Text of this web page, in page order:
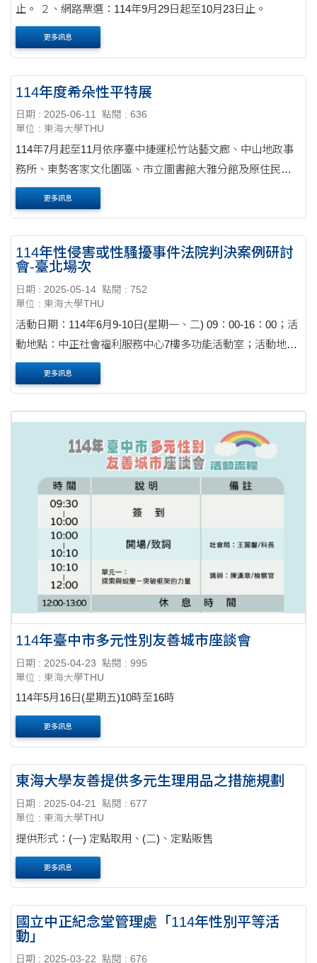
止。 ２、網路票選：114年9月29日起至10月23日止。
更多訊息
114年度希朵性平特展
日期 : 2025-06-11
點閱 : 636
單位 : 東海大學THU
114年7月起至11月依序臺中捷運松竹站藝文廊、中山地政事
務所、東勢客家文化園區、市立圖書館大雅分館及原住民族
文化館等
更多訊息
114年性侵害或性騷擾事件法院判決案例研討
會-臺北場次
日期 : 2025-05-14 點閱 : 752
單位 : 東海大學THU
活動日期：114年6月9-10日(星期一、二) 09：00-16：00；活
動地點：中正社會福利服務中心7樓多功能活動室；活動地
址：臺北市中正區延平南路207號7樓
更多訊息
114年臺中市多元性別友善城市座談會
日期 : 2025-04-23
點閱 : 995
單位 : 東海大學THU
114年5月16日(星期五)10時至16時
更多訊息
東海大學友善提供多元生理用品之措施規劃
日期 : 2025-04-21
點閱 : 677
單位 : 東海大學THU
提供形式：(一) 定點取用、(二)、定點販售
更多訊息
國立中正紀念堂管理處「114年性別平等活
動」
日期 : 2025-03-22
點閱 : 676